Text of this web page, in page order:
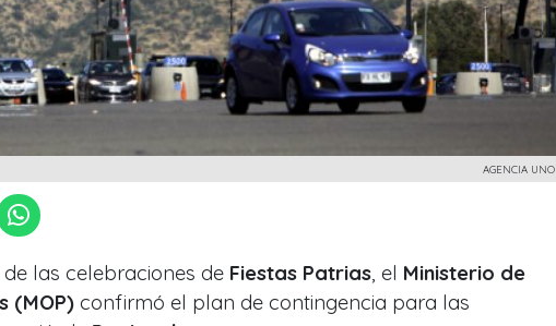
AGENCIA UNO
las celebraciones de Fiestas Patrias , el Ministerio de
(MOP) confirmó el plan de contingencia para las